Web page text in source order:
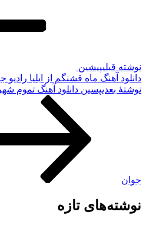
نوشته قبلیپیشین
دانلود آهنگ ماه قشنگم از ایلیا رادیو
نوشته‌ٔ بعدیپسین دانلود آهنگ تموم
جوان
نوشته‌های تازه